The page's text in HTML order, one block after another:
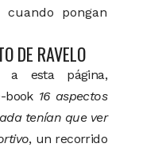
cuando pongan
DE RAVELO
a esta página,
book 16 aspectos
tenían que ver
, un recorrido